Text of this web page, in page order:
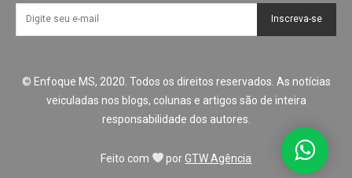
Inscreva-se
© Enfoque MS, 2020. Todos os direitos reservados. As notícias
veiculadas nos blogs, colunas e artigos são de inteira
responsabilidade dos autores.
Feito com porGTW Agência